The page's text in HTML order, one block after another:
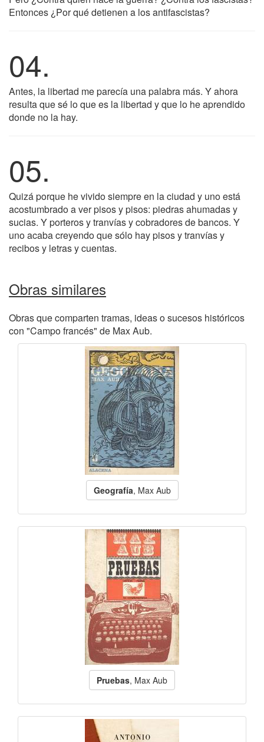
Entonces ¿Por qué detienen a los antifascistas?
04.
Antes, la libertad me parecía una palabra más. Y ahora
resulta que sé lo que es la libertad y que lo he aprendido
donde no la hay.
05.
Quizá porque he vivido siempre en la ciudad y uno está
acostumbrado a ver pisos y pisos: piedras ahumadas y
sucias. Y porteros y tranvías y cobradores de bancos. Y
uno acaba creyendo que sólo hay pisos y tranvías y
recibos y letras y cuentas.
Obras similares
Obras que comparten tramas, ideas o sucesos históricos
con "Campo francés" de Max Aub.
Geografía, Max Aub
Pruebas, Max Aub